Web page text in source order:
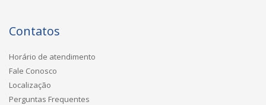
Contatos
Horário de atendimento
Fale Conosco
Localização
Perguntas Frequentes